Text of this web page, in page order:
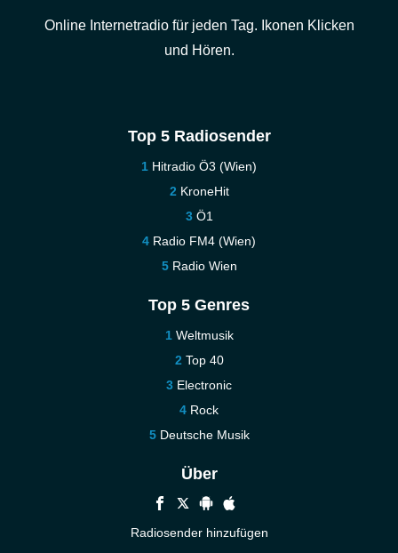
Online Internetradio für jeden Tag. Ikonen Klicken
und Hören.
Top 5 Radiosender
Hitradio Ö3 (Wien)
KroneHit
Ö1
Radio FM4 (Wien)
Radio Wien
Top 5 Genres
Weltmusik
Top 40
Electronic
Rock
Deutsche Musik
Über
Radiosender hinzufügen